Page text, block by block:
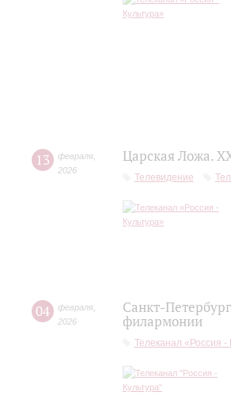
13 февраля
2026
Царская Ложа.
Телевидение
04 февраля
2026
Санкт-
филармонии
Телеканал «Россия -